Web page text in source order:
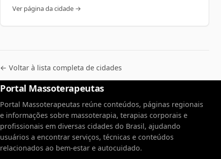
Ver página da cidade →
← Voltar à lista completa de cidades
Portal Massoterapeutas
Portal Massoterapeutas reúne conteúdos, páginas regionais
e informações sobre massoterapia, terapias corporais e
profissionais em diversas cidades do Brasil, ajudando
usuários a encontrar serviços, técnicas e conteúdos
relacionados ao bem-estar e autocuidado.